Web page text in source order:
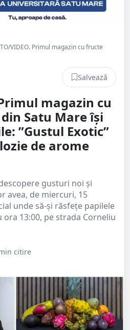
VIDEO. Primul magazin cu fructe
Salvează
magazin cu
Satu Mare își
”Gustul Exotic”
de arome
gusturi noi și
avea, de miercuri, 15
unde să-și răsfețe papilele
13:00, pe strada Corneliu
citire